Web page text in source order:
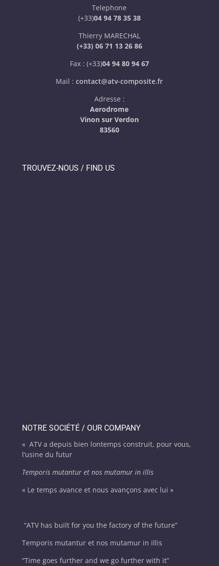
Telephone
(+33)04 94 78 35 38
Thierry MARECHAL
(+33) 06 71 13 26 86
Fax : (+33)04 94 80 94 67
Mail :contact@atv-composite.fr
Adresse :
Aerodrome
Vinon sur Verdon
83560
TROUVEZ-NOUS / FIND US
NOTRE SOCIÉTÉ / OUR COMPANY
« ATV a depuis bien lontemps construit, pour vous,
l’usine du futur
Temporis mutantur et nos mutamur in illis
« Le temps avance et nous avançons avec lui »
“ATV has built for you the factory of the future”
Temporis mutantur et nos mutamur in illis
“Time goes further and we go further with it”